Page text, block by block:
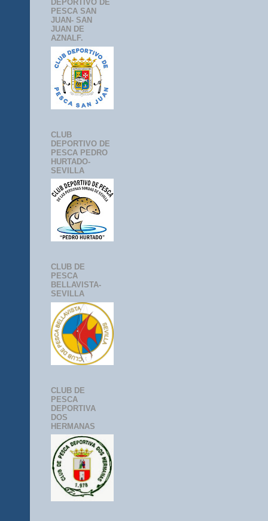
DEPORTIVO DE
PESCA SAN
JUAN- SAN
JUAN DE
AZNALF.
CLUB
DEPORTIVO DE
PESCA PEDRO
HURTADO-
SEVILLA
CLUB DE
PESCA
BELLAVISTA-
SEVILLA
CLUB DE
PESCA
DEPORTIVA
DOS
HERMANAS